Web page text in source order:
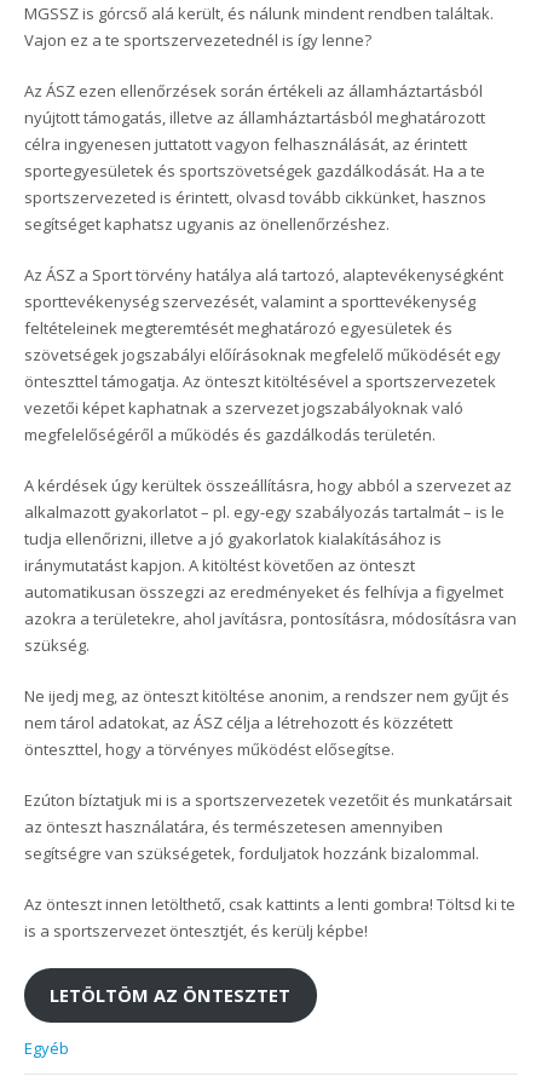
MGSSZ is górcső alá került, és nálunk mindent rendben találtak.
Vajon ez a te sportszervezetednél is így lenne?
Az ÁSZ ezen ellenőrzések során értékeli az államháztartásból
nyújtott támogatás, illetve az államháztartásból meghatározott
célra ingyenesen juttatott vagyon felhasználását, az érintett
sportegyesületek és sportszövetségek gazdálkodását. Ha a te
sportszervezeted is érintett, olvasd tovább cikkünket, hasznos
segítséget kaphatsz ugyanis az önellenőrzéshez.
Az ÁSZ a Sport törvény hatálya alá tartozó, alaptevékenységként
sporttevékenység szervezését, valamint a sporttevékenység
feltételeinek megteremtését meghatározó egyesületek és
szövetségek jogszabályi előírásoknak megfelelő működését egy
önteszttel támogatja. Az önteszt kitöltésével a sportszervezetek
vezetői képet kaphatnak a szervezet jogszabályoknak való
megfelelőségéről a működés és gazdálkodás területén.
A kérdések úgy kerültek összeállításra, hogy abból a szervezet az
alkalmazott gyakorlatot – pl. egy-egy szabályozás tartalmát – is le
tudja ellenőrizni, illetve a jó gyakorlatok kialakításához is
iránymutatást kapjon. A kitöltést követően az önteszt
automatikusan összegzi az eredményeket és felhívja a figyelmet
azokra a területekre, ahol javításra, pontosításra, módosításra van
szükség.
Ne ijedj meg, az önteszt kitöltése anonim, a rendszer nem gyűjt és
nem tárol adatokat, az ÁSZ célja a létrehozott és közzétett
önteszttel, hogy a törvényes működést elősegítse.
Ezúton bíztatjuk mi is a sportszervezetek vezetőit és munkatársait
az önteszt használatára, és természetesen amennyiben
segítségre van szükségetek, forduljatok hozzánk bizalommal.
Az önteszt innen letölthető, csak kattints a lenti gombra! Töltsd ki te
is a sportszervezet öntesztjét, és kerülj képbe!
LETÖLTÖM AZ ÖNTESZTET
Egyéb